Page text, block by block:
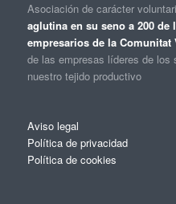
Asociación de carácter
aglutina en su seno a 200 de
empresarios de la Comunitat
de las empresas líderes de
nuestro tejido productivo
Aviso legal
Política de privacidad
Política de cookies